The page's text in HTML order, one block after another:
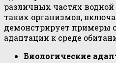
различных частях
таких организмов,
демонстрирует примеры
адаптации к среде
Биологические